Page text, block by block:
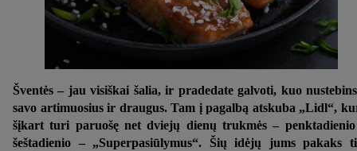
Šventės – jau visiškai šalia, ir pradedate galvoti, kuo
savo artimuosius ir draugus. Tam į pagalbą atskuba „Lidl“,
šįkart turi paruošę net dviejų dienų trukmės –
šeštadienio – „Superpasiūlymus“. Šių idėjų jums pakaks